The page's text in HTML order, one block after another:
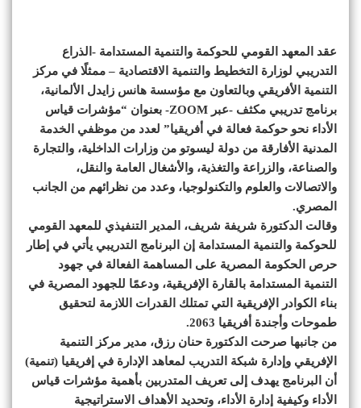
عقد المعهد القومي للحوكمة والتنمية المستدامة -الذراع
التدريبي لوزارة التخطيط والتنمية الاقتصادية – ممثلًا في مركز
التنمية الأفريقي وبالتعاون مع مؤسسة هانس زايدل الألمانية،
برنامج تدريبي مكثف -عبر ZOOM- بعنوان “مؤشرات قياس
الأداء نحو حوكمة فعالة في أفريقيا” لعدد من موظفي الخدمة
المدنية الأفارقة من دولة ليسوتو من وزارات الداخلية، والتجارة
والصناعة، والزراعة والتغذية، والأشغال العامة والنقل،
والاتصالات والعلوم والتكنولوجيا، وعدد من نظرائهم من الجانب
المصري.
وقالت الدكتورة شريفة شريف، المدير التنفيذي للمعهد القومي
للحوكمة والتنمية المستدامة إن البرنامج التدريبي يأتي في إطار
حرص الحكومة المصرية على المساهمة الفعالة في جهود
التنمية المستدامة بالقارة الإفريقية، ودعمًا للجهود المصرية في
بناء الكوادر الإفريقية التي تمتلك القدرات اللازمة لتحقيق
طموحات وأجندة أفريقيا 2063.
من جانبها صرحت الدكتورة حنان رزق، مدير مركز التنمية
الإفريقي وإدارة شبكة التدريب لمعاهد الإدارة في إفريقيا (تنمية)
أن البرنامج يهدف إلى تعريف المتدربين بأهمية مؤشرات قياس
الأداء وكيفية إدارة الأداء، وتحديد الأهداف الاستراتيجية